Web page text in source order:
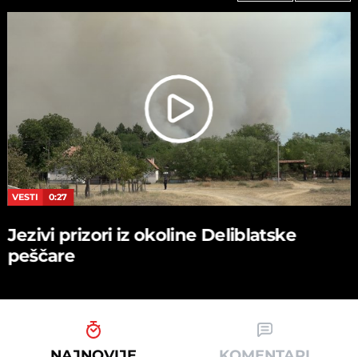
VESTI 0:27
Jezivi prizori iz okoline Deliblatske
peščare